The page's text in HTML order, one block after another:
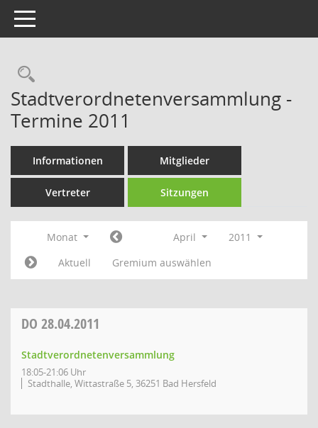
Toggle navigation
Rechercheauswahl
Stadtverordnetenversammlung -
Termine 2011
Informationen Mitglieder
Vertreter Sitzungen
Monat April
2011
Aktuell
Gremium auswählen
DO 28.04.2011
Stadtverordnetenversammlung
18:05-21:06 Uhr
Stadthalle, Wittastraße 5, 36251 Bad Hersfeld